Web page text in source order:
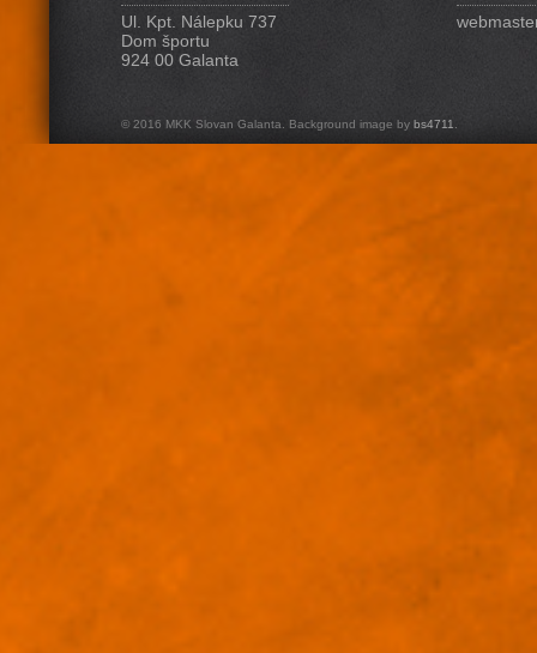
Ul. Kpt. Nálepku 737
Dom športu
924 00 Galanta
© 2016 MKK Slovan Galanta. Background image by bs4711